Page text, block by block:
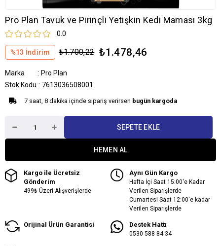
Pro Plan Tavuk ve Pirinçli Yetişkin Kedi Maması 3kg
0.0
%13 İndirim ₺1.700,22 ₺1.478,46
Marka : Pro Plan
Stok Kodu
7613036508001
7 saat, 8 dakika içinde sipariş verirsen bugün kargoda
Kargo ile Ücretsiz
Gönderim
499₺ Üzeri Alışverişlerde
Aynı Gün Kargo
Hafta İçi Saat 15:00'e Kadar
Verilen Siparişlerde
Cumartesi Saat 12:00'e kadar
Verilen Siparişlerde
Orijinal Ürün Garantisi Destek Hattı
0530 588 84 34